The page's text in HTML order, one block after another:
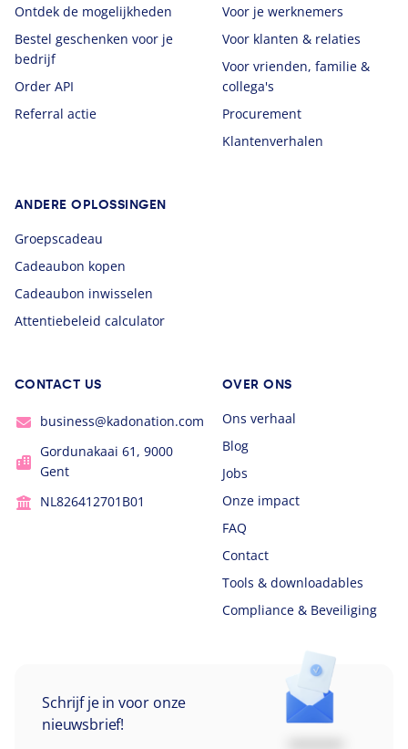
Ontdek de mogelijkheden
Bestel geschenken voor je
bedrijf
Order API
Referral actie
Voor je werknemers
Voor klanten & relaties
Voor vrienden, familie &
collega's
Procurement
Klantenverhalen
ANDERE OPLOSSINGEN
Groepscadeau
Cadeaubon kopen
Cadeaubon inwisselen
Attentiebeleid calculator
CONTACT US
business@kadonation.com
Gordunakaai 61, 9000
Gent
NL826412701B01
OVER ONS
Ons verhaal
Blog
Jobs
Onze impact
FAQ
Contact
Tools & downloadables
Compliance & Beveiliging
Schrijf je in voor onze
nieuwsbrief!